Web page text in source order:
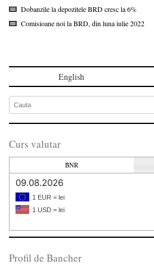
Dobanzile la depozitele BRD cresc la 6%
Comisioane noi la BRD, din luna iulie 2022
English
Curs valutar
BNR
09.08.2026
1 EUR = lei
1 USD = lei
Profil de Bancher